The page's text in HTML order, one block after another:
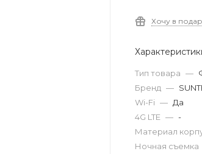
Хочу в
Тип товара —
Бренд —
Wi-Fi — Да
4G LTE — -
Материал
Ночная съемка